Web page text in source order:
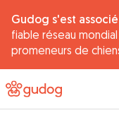
Gudog s'est associé
fiable réseau
promeneurs de